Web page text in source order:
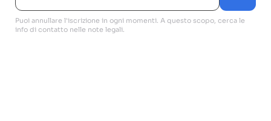
Puoi annullare l'iscrizione in ogni momenti. A questo scopo, cerca le
info di contatto nelle note legali.